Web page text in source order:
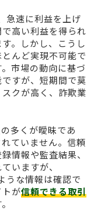
速に利益を上げ
高い利益を得られ
。しかし、こうし
んど実現不可能で
市場の動向に基づ
すが、短期間で莫
クが高く、詐欺業
多くが曖昧であ
ていません。信頼
情報や監査結果、
いますが、
な情報は確認で
が信頼できる取引